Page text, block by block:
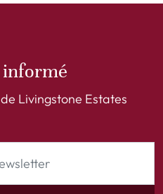
informé
Livingstone Estates